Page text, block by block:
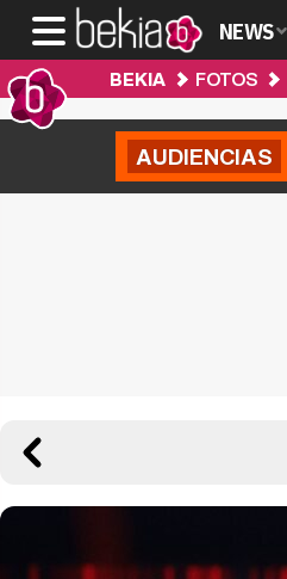
NEWS
BEKIA FOTOS
AUDIENCIAS